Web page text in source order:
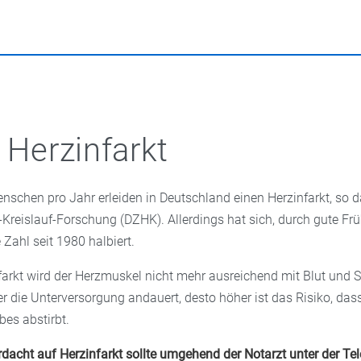
bekommen. Omega-3-Fettsäuren wirken
Resveratrol oder Vitamin E schützen die Blutgefäße.
Weißdorn hält die Gefäße elastischer und stärkt die
das Herz und der Körper besser mit Sauerstoff versorgt werden.
Spezialextrakt erhalten Sie in der Apotheke in Form von
übernehmen die gesetzlichen Krankenkassen alle drei
leidet, sollte sich von einem Kardiologen untersuchen
pro Jahr erleiden in Deutschland einen Herzinfarkt, so
Forschung (DZHK). Allerdings hat sich, durch gute
Zahl seit 1980 halbiert.
wird der Herzmuskel nicht mehr ausreichend mit Blut und
die Unterversorgung andauert, desto höher ist das Risiko,
abstirbt.
auf Herzinfarkt sollte umgehend der Notarzt unter der